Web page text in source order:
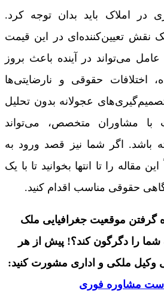
در املاک باید بدان توجه کرد.
نقش تعیین‌کننده‌ای در این قیمت
می‌تواند در آینده باعث بروز
اختلافات حقوقی و نارضایتی‌ها
عجولانه بدون تحلیل
با مشاوران متخصص، می‌تواند
باشد. اگر شما نیز قصد ورود به
مقاله را تا انتها بخوانید تا با یک
حقوقی مناسب اقدام کنید.
گرفتن موقعیت جغرافیایی ملک
را دگرگون کند؟! پیش از هر
وکیل ملکی و اداری مشورت کنید:
مشاوره فوری